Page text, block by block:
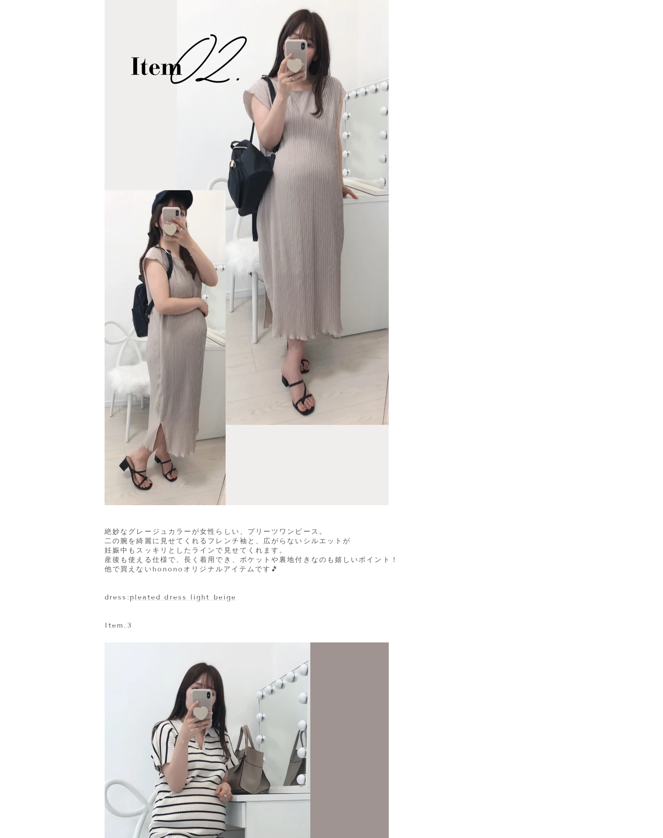
絶妙なグレージュカラーが女性らしい、プリーツワンピース。
二の腕を綺麗に見せてくれるフレンチ袖と、広がらないシルエットが
妊娠中もスッキリとしたラインで見せてくれます。
産後も使える仕様で、長く着用でき、ポケットや裏地付きなのも嬉しいポイント！
他で買えないhononoオリジナルアイテムです🎵
dress:pleated dress light beige
Item.3